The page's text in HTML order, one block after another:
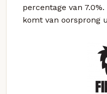
percentage van
komt van oorsprong